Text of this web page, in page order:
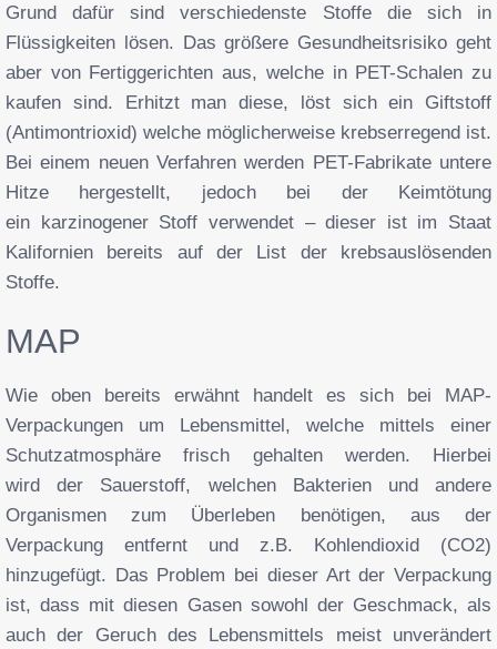
Grund dafür sind verschiedenste Stoffe die sich in
Flüssigkeiten lösen. Das größere Gesundheitsrisiko geht
aber von Fertiggerichten aus, welche in PET-Schalen zu
kaufen sind. Erhitzt man diese, löst sich ein Giftstoff
(Antimontrioxid) welche möglicherweise krebserregend ist.
Bei einem neuen Verfahren werden PET-Fabrikate untere
Hitze hergestellt, jedoch bei der Keimtötung
ein karzinogener Stoff verwendet – dieser ist im Staat
Kalifornien bereits auf der List der krebsauslösenden
Stoffe.
MAP
Wie oben bereits erwähnt handelt es sich bei MAP-
Verpackungen um Lebensmittel, welche mittels einer
Schutzatmosphäre frisch gehalten werden. Hierbei
wird der Sauerstoff, welchen Bakterien und andere
Organismen zum Überleben benötigen, aus der
Verpackung entfernt und z.B. Kohlendioxid (CO2)
hinzugefügt. Das Problem bei dieser Art der Verpackung
ist, dass mit diesen Gasen sowohl der Geschmack, als
auch der Geruch des Lebensmittels meist unverändert